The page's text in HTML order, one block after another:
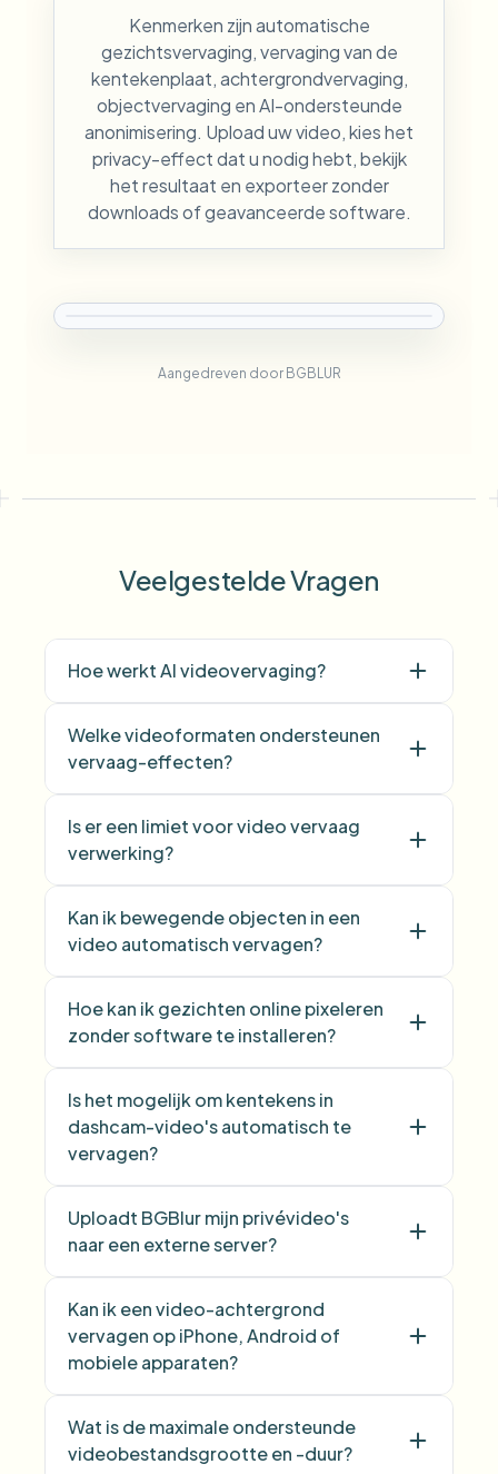
Kenmerken zijn automatische
gezichtsvervaging, vervaging van de
kentekenplaat, achtergrondvervaging,
objectvervaging en AI-ondersteunde
anonimisering. Upload uw video, kies het
privacy-effect dat u nodig hebt, bekijk
het resultaat en exporteer zonder
downloads of geavanceerde software.
Aangedreven door BGBLUR
Veelgestelde Vragen
Hoe werkt AI videovervaging?
Welke videoformaten ondersteunen
vervaag-effecten?
Is er een limiet voor video vervaag
verwerking?
Kan ik bewegende objecten in een
video automatisch vervagen?
Hoe kan ik gezichten online pixeleren
zonder software te installeren?
Is het mogelijk om kentekens in
dashcam-video's automatisch te
vervagen?
Uploadt BGBlur mijn privévideo's
naar een externe server?
Kan ik een video-achtergrond
vervagen op iPhone, Android of
mobiele apparaten?
Wat is de maximale ondersteunde
videobestandsgrootte en -duur?